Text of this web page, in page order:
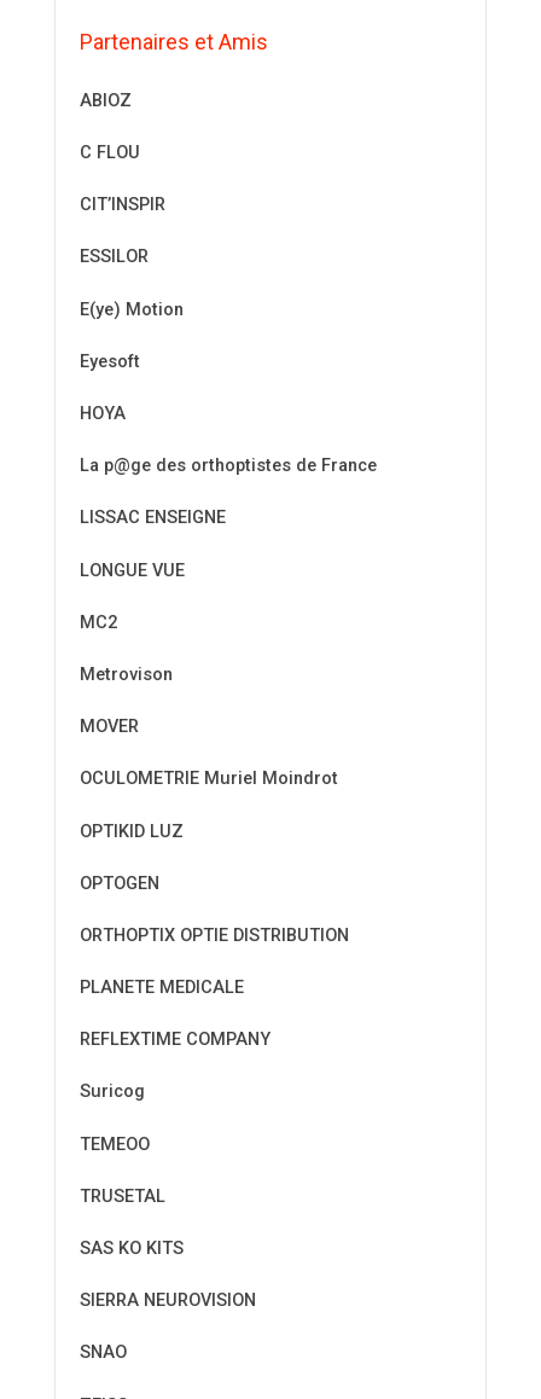
Partenaires et Amis
ABIOZ
C FLOU
CIT’INSPIR
ESSILOR
E(ye) Motion
Eyesoft
HOYA
La p@ge des orthoptistes de France
LISSAC ENSEIGNE
LONGUE VUE
MC2
Metrovison
MOVER
OCULOMETRIE Muriel Moindrot
OPTIKID LUZ
OPTOGEN
ORTHOPTIX OPTIE DISTRIBUTION
PLANETE MEDICALE
REFLEXTIME COMPANY
Suricog
TEMEOO
TRUSETAL
SAS KO KITS
SIERRA NEUROVISION
SNAO